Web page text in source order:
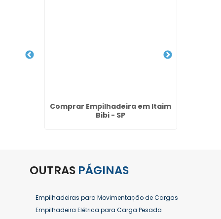
Comprar Empilhadeira em Itaim
Bibi - SP
OUTRAS PÁGINAS
Empilhadeiras para Movimentação de Cargas
Empilhadeira Elétrica para Carga Pesada